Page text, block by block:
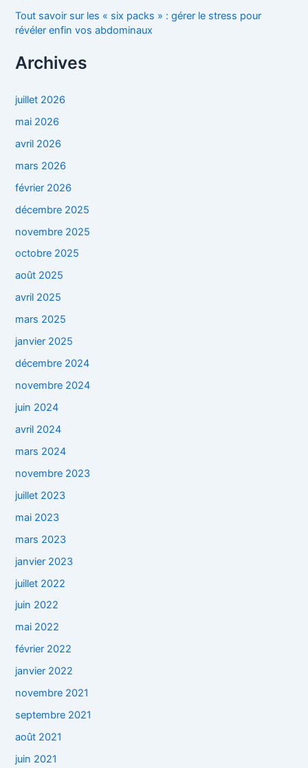
Tout savoir sur les « six packs » : gérer le stress pour
révéler enfin vos abdominaux
Archives
juillet 2026
mai 2026
avril 2026
mars 2026
février 2026
décembre 2025
novembre 2025
octobre 2025
août 2025
avril 2025
mars 2025
janvier 2025
décembre 2024
novembre 2024
juin 2024
avril 2024
mars 2024
novembre 2023
juillet 2023
mai 2023
mars 2023
janvier 2023
juillet 2022
juin 2022
mai 2022
février 2022
janvier 2022
novembre 2021
septembre 2021
août 2021
juin 2021